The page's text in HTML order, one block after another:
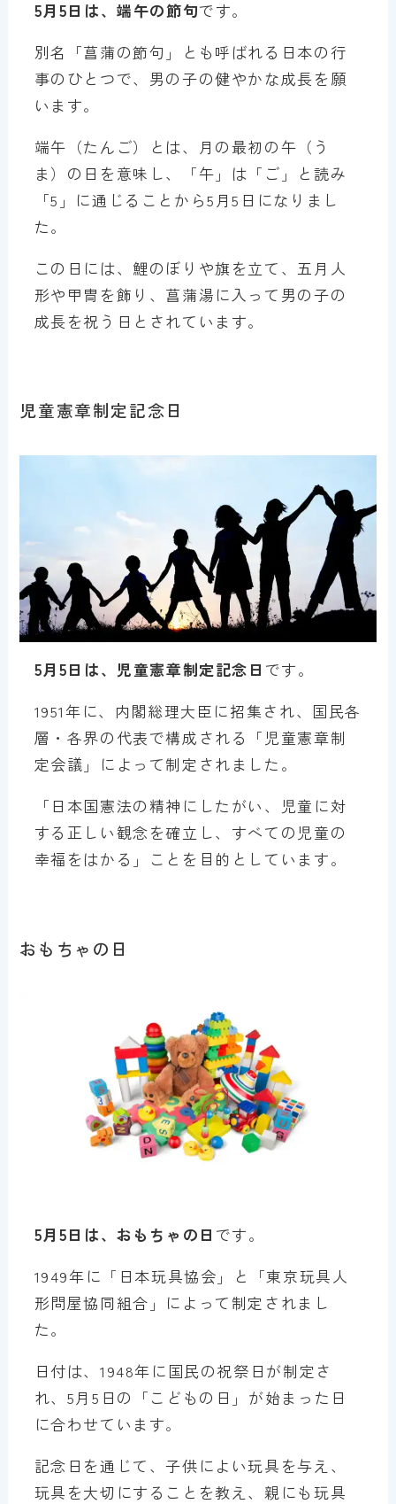
5月5日は、端午の節句です。
別名「菖蒲の節句」とも呼ばれる日本の行
事のひとつで、男の子の健やかな成長を願
います。
端午（たんご）とは、月の最初の午（う
ま）の日を意味し、「午」は「ご」と読み
「5」に通じることから5月5日になりまし
た。
この日には、鯉のぼりや旗を立て、五月人
形や甲冑を飾り、菖蒲湯に入って男の子の
成長を祝う日とされています。
児童憲章制定記念日
5月5日は、児童憲章制定記念日 です。
1951年に、内閣総理大臣に招集され、国民各
層・各界の代表で構成される「児童憲章制
定会議」によって制定されました。
「日本国憲法の精神にしたがい、児童に対
する正しい観念を確立し、すべての児童の
幸福をはかる」ことを目的としています。
おもちゃの日
5月5日は、おもちゃの日 です。
1949年に「日本玩具協会」と「東京玩具人
形問屋協同組合」によって制定されまし
た。
日付は、1948年に国民の祝祭日が制定さ
れ、5月5日の「こどもの日」が始まった日
に合わせています。
記念日を通じて、子供によい玩具を与え、
玩具を大切にすることを教え、親にも玩具